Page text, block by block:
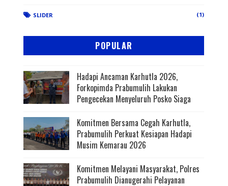
SLIDER (1)
POPULAR
Hadapi Ancaman Karhutla 2026,
Forkopimda Prabumulih Lakukan
Pengecekan Menyeluruh Posko Siaga
Komitmen Bersama Cegah Karhutla,
Prabumulih Perkuat Kesiapan Hadapi
Musim Kemarau 2026
Komitmen Melayani Masyarakat, Polres
Prabumulih Dianugerahi Pelayanan